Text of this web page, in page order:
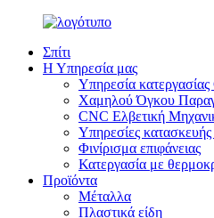
Σπίτι
Η Υπηρεσία μας
Υπηρεσία
Χαμηλού Όγκου
CNC Ελβετική
Υπηρεσίες
Φινίρισμα επιφάνειας
Κατεργασία με
Προϊόντα
Μέταλλα
Πλαστικά είδη